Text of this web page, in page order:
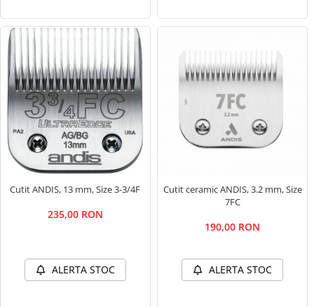
Cutit ANDIS, 13 mm, Size 3-3/4F
235,00 RON
ALERTA STOC
Cutit ceramic ANDIS, 3.2 mm, Size
7FC
190,00 RON
ALERTA STOC